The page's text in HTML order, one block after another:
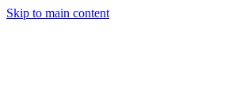
Skip to main content